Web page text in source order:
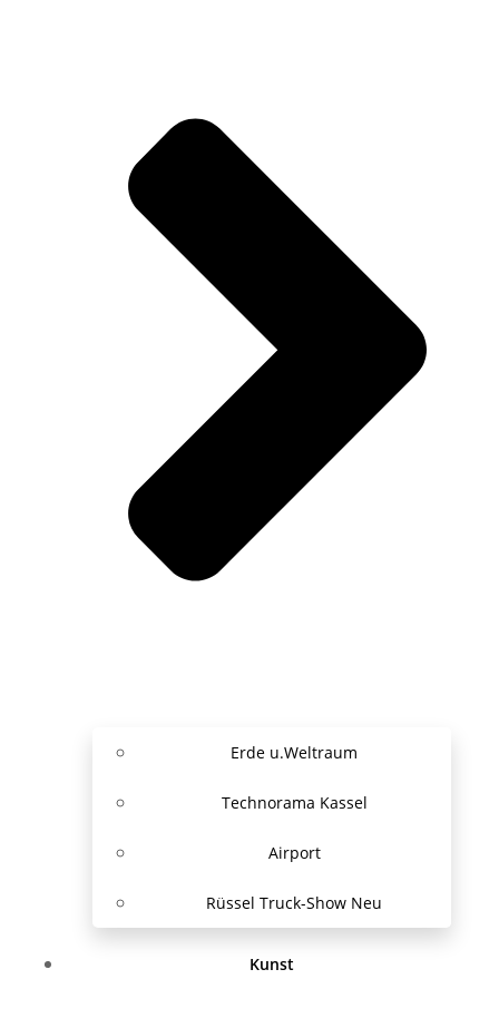
Erde u.Weltraum
Technorama Kassel
Airport
Rüssel Truck-Show Neu
Kunst